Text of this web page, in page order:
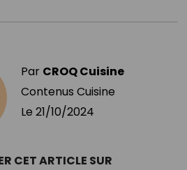
Par CROQ Cuisine
Contenus Cuisine
Le 21/10/2024
CET ARTICLE SUR